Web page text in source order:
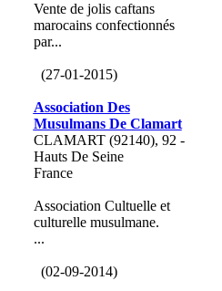
Vente de jolis caftans
marocains confectionnés
par...
(27-01-2015)
Association Des
Musulmans De Clamart
CLAMART (92140), 92 -
Hauts De Seine
France
Association Cultuelle et
culturelle musulmane.
...
(02-09-2014)